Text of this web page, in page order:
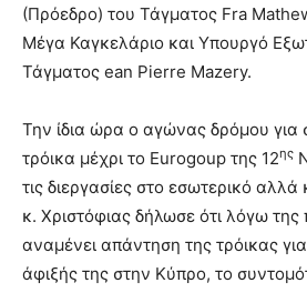
(Πρόεδρο) του Τάγματος Fra
Μέγα Καγκελάριο και Υπουργό
Τάγματος ean Pierre Mazery.
Την ίδια ώρα ο αγώνας δρόμου για
τρόικα μέχρι το Eurogoup της 12ης
τις διεργασίες στο εσωτερικό
κ. Χριστόφιας δήλωσε ότι λόγω της
αναμένει απάντηση της τρόικας
άφιξής της στην Κύπρο, το